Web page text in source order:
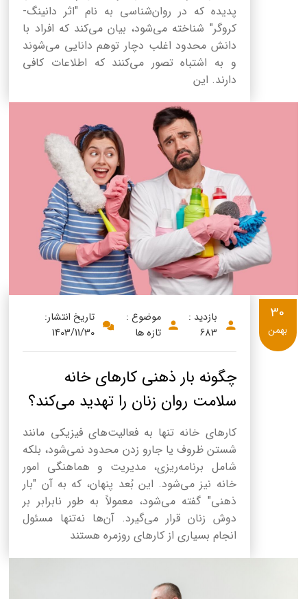
پدیده که در روان‌شناسی به نام "اثر دانینگ-
کروگر" شناخته می‌شود، بیان می‌کند که افراد با
دانش محدود اغلب دچار توهم دانایی می‌شوند
و به اشتباه تصور می‌کنند که اطلاعات کافی
دارند. این
بازدید :
683
موضوع :
تازه ها
تاریخ انتشار:
1403/11/30
چگونه بار ذهنی کارهای خانه
سلامت روان زنان را تهدید می‌کند؟
کارهای خانه تنها به فعالیت‌های فیزیکی مانند
شستن ظروف یا جارو زدن محدود نمی‌شود، بلکه
شامل برنامه‌ریزی، مدیریت و هماهنگی امور
خانه نیز می‌شود. این بُعد پنهان، که به آن "بار
ذهنی" گفته می‌شود، معمولاً به طور نابرابر بر
دوش زنان قرار می‌گیرد. آن‌ها نه‌تنها مسئول
انجام بسیاری از کارهای روزمره هستند
30
بهمن